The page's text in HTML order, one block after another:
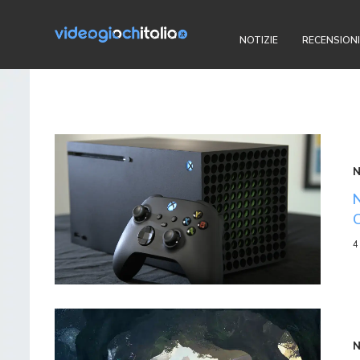
NOTIZIE RECENSIONI